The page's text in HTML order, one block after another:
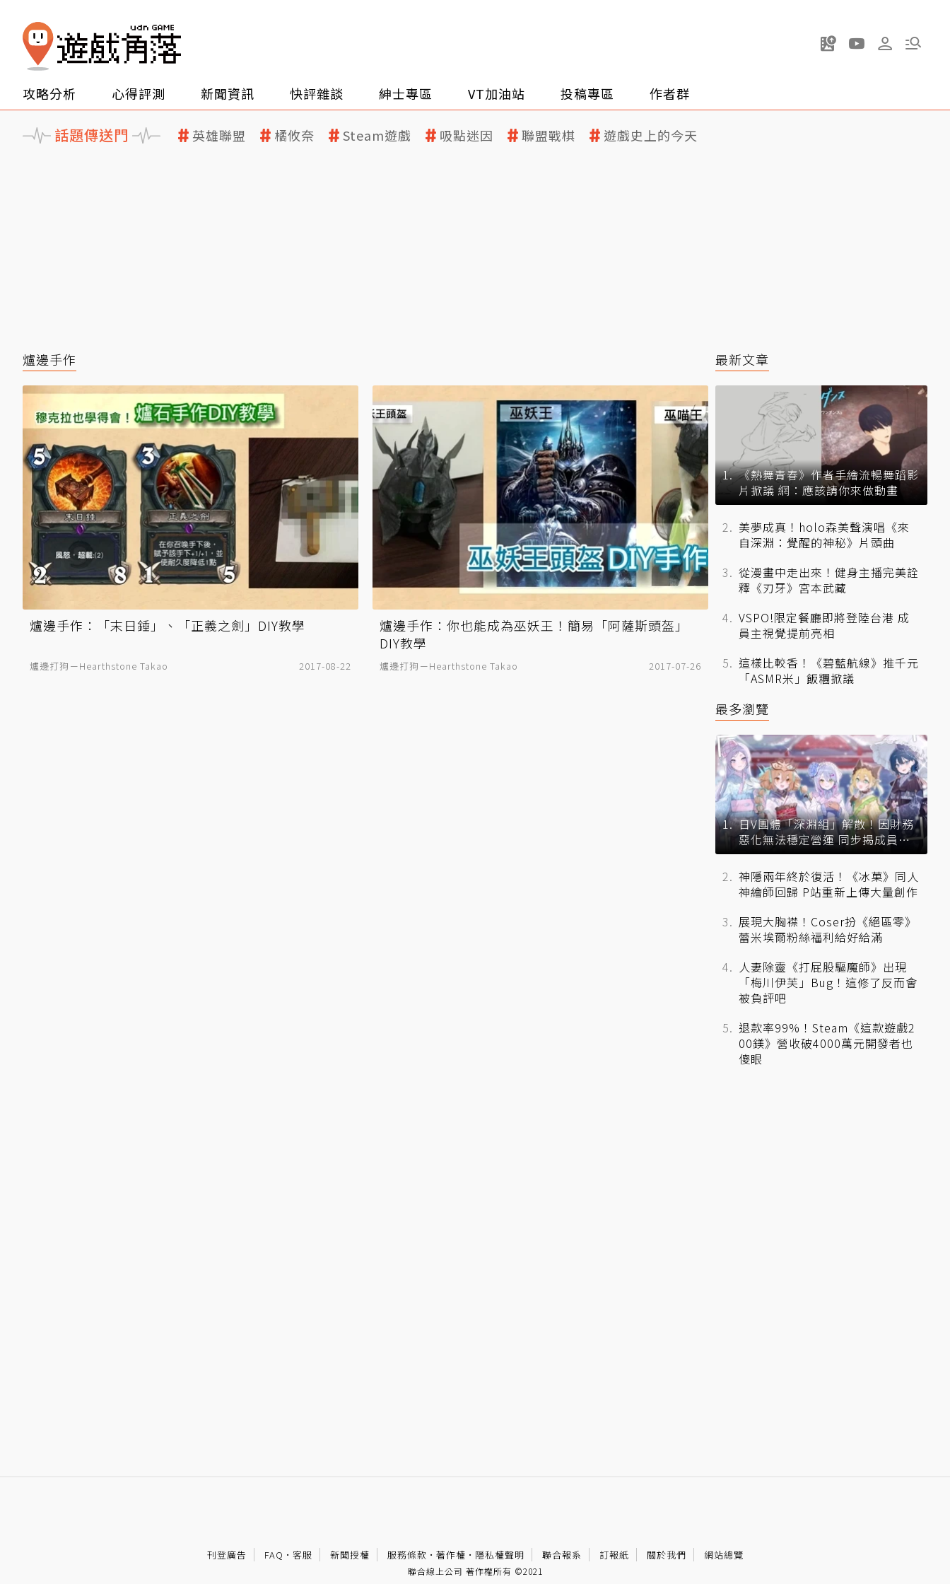
攻略分析 心得評測 新聞資訊 快評雜談 紳士專區 VT加油站 投稿專區 作者群
話題傳送門 英雄聯盟 橘攸奈 Steam遊戲 吸點迷因 聯盟戰棋 遊戲史上的今天
爐邊手作
爐邊手作：「末日錘」、「正義之劍」DIY教學
爐邊打狗－Hearthstone Takao 2017-08-22
爐邊手作：你也能成為巫妖王！簡易「阿薩斯頭盔」
DIY教學
爐邊打狗－Hearthstone Takao 2017-07-26
最新文章
《熱舞青春》作者手繪流暢舞蹈影
片掀議 網：應該請你來做動畫
美夢成真！holo森美聲演唱《來
自深淵：覺醒的神秘》片頭曲
從漫畫中走出來！健身主播完美詮
釋《刃牙》宮本武藏
VSPO!限定餐廳即將登陸台港 成
員主視覺提前亮相
這樣比較香！《碧藍航線》推千元
「ASMR米」飯糰掀議
最多瀏覽
日V團體「深淵組」解散！因財務
惡化無法穩定營運 同步揭成員未
來去向
神隱兩年終於復活！《冰菓》同人
神繪師回歸 P站重新上傳大量創作
展現大胸襟！Coser扮《絕區零》
蕾米埃爾粉絲福利給好給滿
人妻除靈《打屁股驅魔師》出現
「梅川伊芙」Bug！這修了反而會
被負評吧
退款率99%！Steam《這款遊戲2
00鎂》營收破4000萬元開發者也
傻眼
刊登廣告 FAQ · 客服 新聞授權 服務條款 · 著作權 · 隱私權聲明 聯合報系 訂報紙 關於我們 網站總覽
聯合線上公司 著作權所有 ©2021